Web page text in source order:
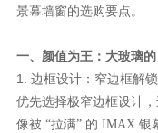
走进新标
高端门窗
一体化产品
门窗实力派
景幕墙窗的选购要点。
一、颜值为王：大玻璃的
1. 边框设计：窄边框解
优先选择极窄边框设计
像被 “拉满” 的 IMAX 银